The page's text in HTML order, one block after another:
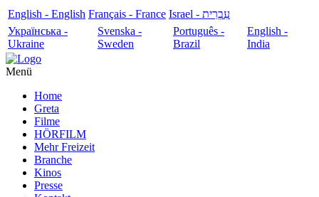
English - English Français - France
עִבְרִית - Israel
Українська -
Ukraine
Svenska -
Sweden
Português -
Brazil
English -
India
Menü
Home
Greta
Filme
HÖRFILM
Mehr Freizeit
Branche
Kinos
Presse